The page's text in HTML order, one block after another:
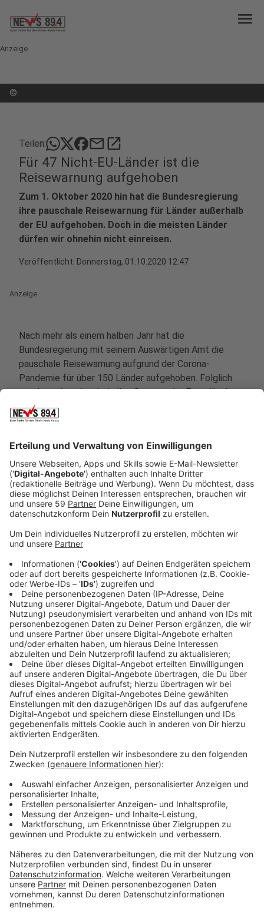
menu
Anzeige
©
Teilen: mailopen_in_new
Für 47 Nicht-EU-Länder ist die
Reisewarnung aufgehoben
Zum 1. Oktober 2020 hin hat die Bundesregierung
ihre pauschale Reisewarnung für Länder außerhalb
der EU aufgehoben. Doch in die meisten Länder
dürfen wir ohnehin nicht einreisen.
Veröffentlicht: Donnerstag, 01.10.2020 12:47
Anzeige
Nach mehr als einem halben Jahr hat die
Bundesregierung mit seinem Auswärtigen Amt die
pauschale Reisewarnung aufgrund der Corona-
Pandemie für über 150 Länder aufgehoben. Folglich
werden, wie schon bei allen Staaten der Europäischen
Union und des grenzkontrollfreien Schengen-Raums,
alle Länder einzeln bewertet.
Anzeige
Warnungen nur noch ab bestimmten
Grenzwert
Anzeige
Warnungen werden nur noch ausgesprochen, wenn ein
Land den Grenzwert von 50 Neuinfektionen auf
100.000 Einwohner in den vergangenen sieben Tagen
reißt. In manchen EU-Ländern, zum Beispiel Schweden
oder Italien, gibt es seitens des Auswärtigen Amtes
keine Warnungen mehr und für Deutsche auch keine
Einreisebeschränkungen.
Anzeige
So einfach wird es Deutschen in Ländern außerhalb
des europäischen Kontinents zwar nicht gemacht,
doch für Fernreisen herrschen hier und da nun bessere
Voraussetzungen als noch vor wenigen Monaten.
Deshalb rät das Auswärtige Amt "aufgrund von
Reisebeschränkungen oder Quarantäneerfordernissen
von nicht notwendigen, touristischen Reisen ab". Die
Seychellen, eines der Länder vor denen das
Auswärtige Amt nicht mehr warnt,erlaubt
grundsätzlichwieder die Einreise. Es gibt aber
Auflagen: Touristen müssen unter anderem einen
negativen Covid-19-PCR-Test vorlegen, der nicht älter
als 72 Stunden ist.
Anzeige